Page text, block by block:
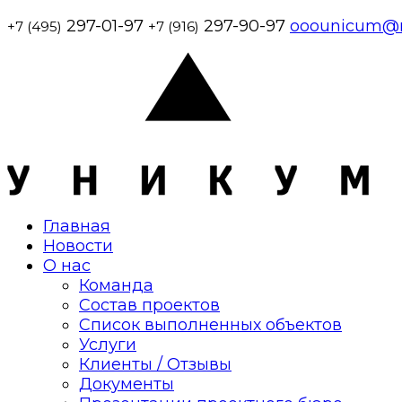
+7 (495) 297-01-97 +7 (916) 297-90-97
Главная
Новости
О нас
Команда
Состав проектов
Список выполненных объектов
Услуги
Клиенты / Отзывы
Документы